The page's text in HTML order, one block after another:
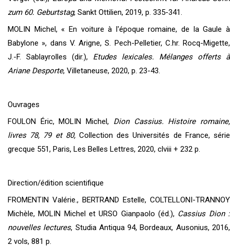
zum 60. Geburtstag, Sankt Ottilien, 2019, p. 335-341.
MOLIN Michel, « En voiture à l'époque romaine, de la Gaule à
Babylone », dans V. Arigne, S. Pech-Pelletier, C.hr. Rocq-Migette,
J.-F. Sablayrolles (dir.), Etudes lexicales. Mélanges offerts à
Ariane Desporte, Villetaneuse, 2020, p. 23-43.
Ouvrages
FOULON Éric, MOLIN Michel, Dion Cassius. Histoire romaine,
livres 78, 79 et 80, Collection des Universités de France, série
grecque 551, Paris, Les Belles Lettres, 2020, clviii + 232 p.
Direction/édition scientifique
FROMENTIN Valérie., BERTRAND Estelle, COLTELLONI-TRANNOY
Michèle, MOLIN Michel et URSO Gianpaolo (éd.), Cassius Dion :
nouvelles lectures, Studia Antiqua 94, Bordeaux, Ausonius, 2016,
2 vols, 881 p.